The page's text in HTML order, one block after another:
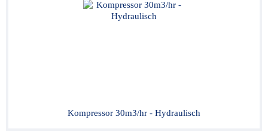
Kompressor 30m3/hr - Hydraulisch